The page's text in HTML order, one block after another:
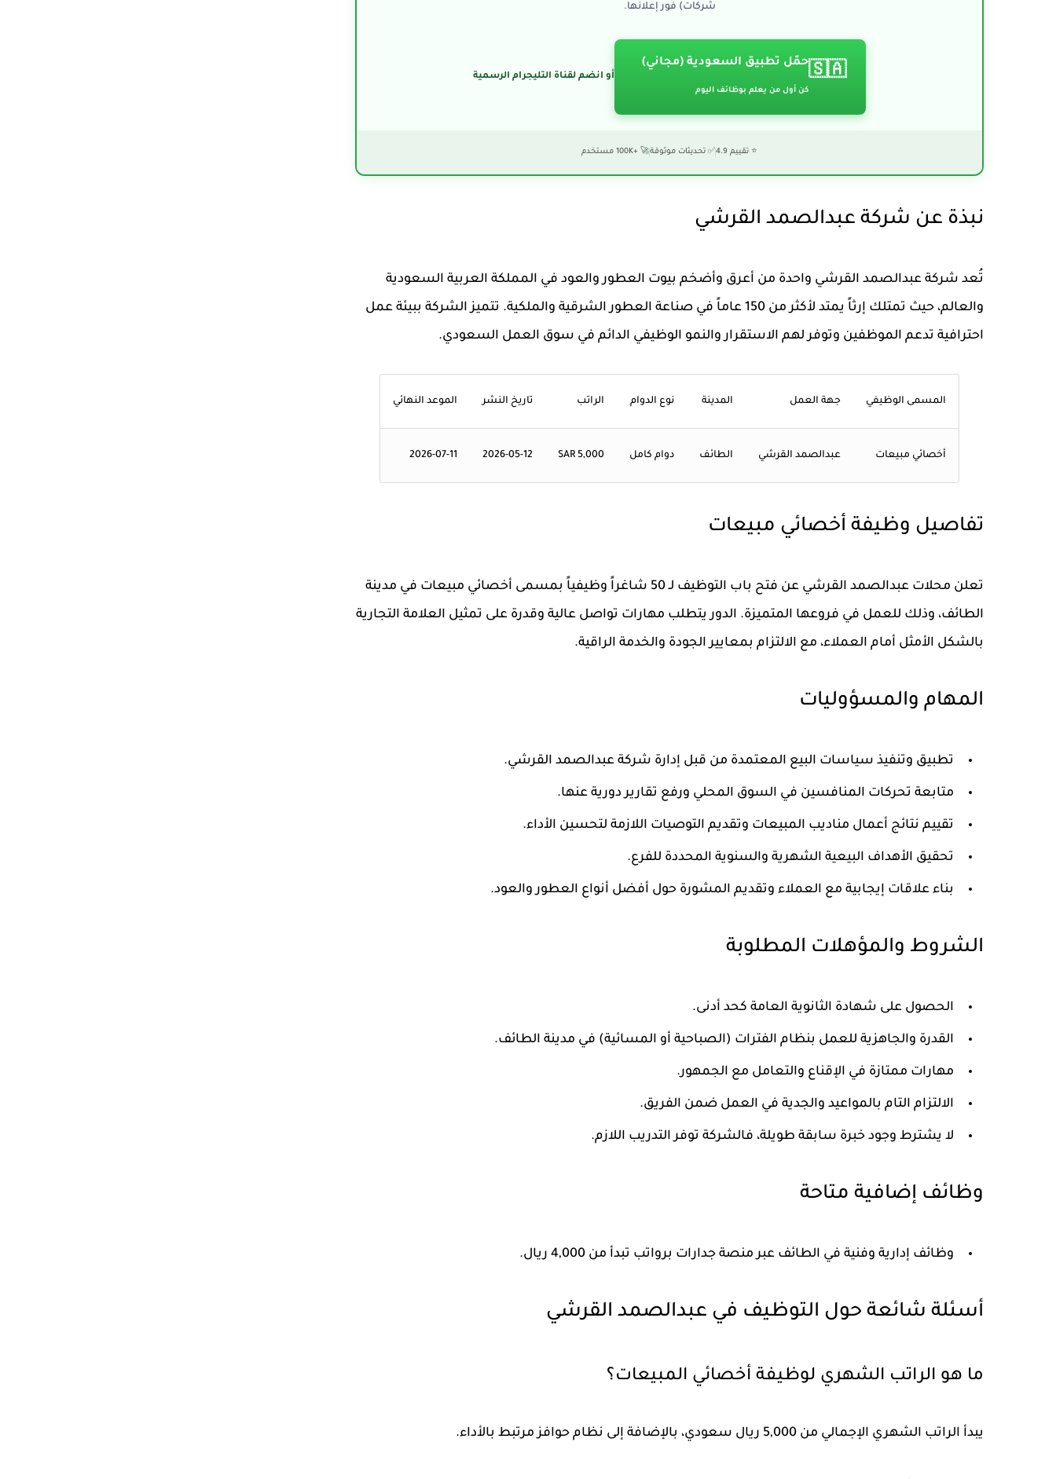
شركات) فور إعلانها.
🇸🇦
حمّل تطبيق السعودية (مجاني)
كن أول من يعلم بوظائف اليوم
أو انضم لقناة التليجرام الرسمية
⭐ تقييم 4.9 ✅ تحديثات موثوقة🚀 +100K مستخدم
نبذة عن شركة عبدالصمد القرشي
تُعد شركة عبدالصمد القرشي واحدة من أعرق وأضخم بيوت العطور والعود في المملكة العربية السعودية
والعالم، حيث تمتلك إرثاً يمتد لأكثر من 150 عاماً في صناعة العطور الشرقية والملكية. تتميز الشركة ببيئة عمل
احترافية تدعم الموظفين وتوفر لهم الاستقرار والنمو الوظيفي الدائم في سوق العمل السعودي.
المسمى الوظيفي جهة العمل المدينة نوع الدوام الراتب تاريخ النشر الموعد النهائي
أخصائي مبيعات عبدالصمد القرشي الطائف دوام كامل 5,000 SAR
2026-05-12
2026-07-11
تفاصيل وظيفة أخصائي مبيعات
تعلن محلات عبدالصمد القرشي عن فتح باب التوظيف لـ 50 شاغراً وظيفياً بمسمى أخصائي مبيعات في مدينة
الطائف، وذلك للعمل في فروعها المتميزة. الدور يتطلب مهارات تواصل عالية وقدرة على تمثيل العلامة التجارية
بالشكل الأمثل أمام العملاء، مع الالتزام بمعايير الجودة والخدمة الراقية.
المهام والمسؤوليات
تطبيق وتنفيذ سياسات البيع المعتمدة من قبل إدارة شركة عبدالصمد القرشي.
متابعة تحركات المنافسين في السوق المحلي ورفع تقارير دورية عنها.
تقييم نتائج أعمال مناديب المبيعات وتقديم التوصيات اللازمة لتحسين الأداء.
تحقيق الأهداف البيعية الشهرية والسنوية المحددة للفرع.
بناء علاقات إيجابية مع العملاء وتقديم المشورة حول أفضل أنواع العطور والعود.
الشروط والمؤهلات المطلوبة
الحصول على شهادة الثانوية العامة كحد أدنى.
القدرة والجاهزية للعمل بنظام الفترات (الصباحية أو المسائية) في مدينة الطائف.
مهارات ممتازة في الإقناع والتعامل مع الجمهور.
الالتزام التام بالمواعيد والجدية في العمل ضمن الفريق.
لا يشترط وجود خبرة سابقة طويلة، فالشركة توفر التدريب اللازم.
وظائف إضافية متاحة
وظائف إدارية وفنية في الطائف عبر منصة جدارات برواتب تبدأ من 4,000 ريال.
أسئلة شائعة حول التوظيف في عبدالصمد القرشي
ما هو الراتب الشهري لوظيفة أخصائي المبيعات؟
يبدأ الراتب الشهري الإجمالي من 5,000 ريال سعودي، بالإضافة إلى نظام حوافز مرتبط بالأداء.